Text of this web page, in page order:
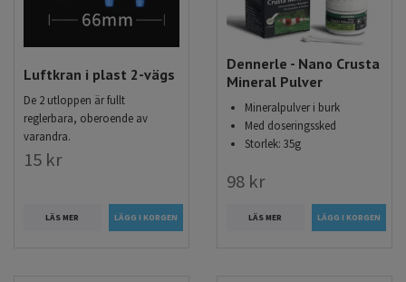
Luftkran i plast 2-vägs
De 2 utloppen är fullt
reglerbara, oberoende av
varandra.
15 kr
LÄS MER
Dennerle - Nano Crusta
Mineral Pulver
Mineralpulver i burk
Med doseringssked
Storlek: 35g
98 kr
LÄS MER